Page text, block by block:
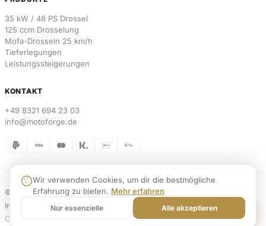
35 kW / 48 PS Drossel
125 ccm Drosselung
Mofa-Drosseln 25 km/h
Tieferlegungen
Leistungssteigerungen
KONTAKT
+49 8321 694 23 03
info@motoforge.de
© 2026 MotoForge. Alle Rechte vorbehalten.
Impressum DatenschutzAGBWiderrufsbelehrungVersand & Zahlung
Cookies
Wir verwenden Cookies, um dir die bestmögliche
Erfahrung zu bieten. Mehr erfahren
Nur essenzielle Alle akzeptieren